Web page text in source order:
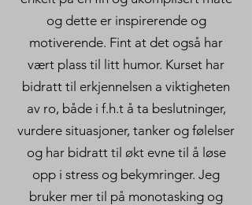
og dette er inspirerende og
motiverende. Fint at det også har
vært plass til litt humor. Kurset har
bidratt til erkjennelsen a viktigheten
av ro, både i f.h.t å ta beslutninger,
vurdere situasjoner, tanker og følelser
og har bidratt til økt evne til å løse
opp i stress og bekymringer. Jeg
bruker mer til på monotasking og